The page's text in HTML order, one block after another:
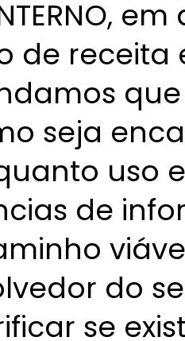
de receita
seja
uso
de
do
se